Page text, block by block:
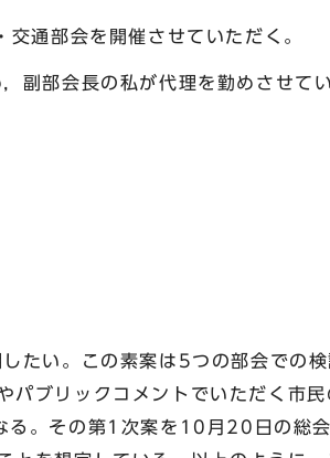
通部会を開催させていただく。
部会長の私が代理を勤めさせてい
たい。この素案は5つの部会での
パブリックコメントでいただく市
る。その第1次案を10月20日の総